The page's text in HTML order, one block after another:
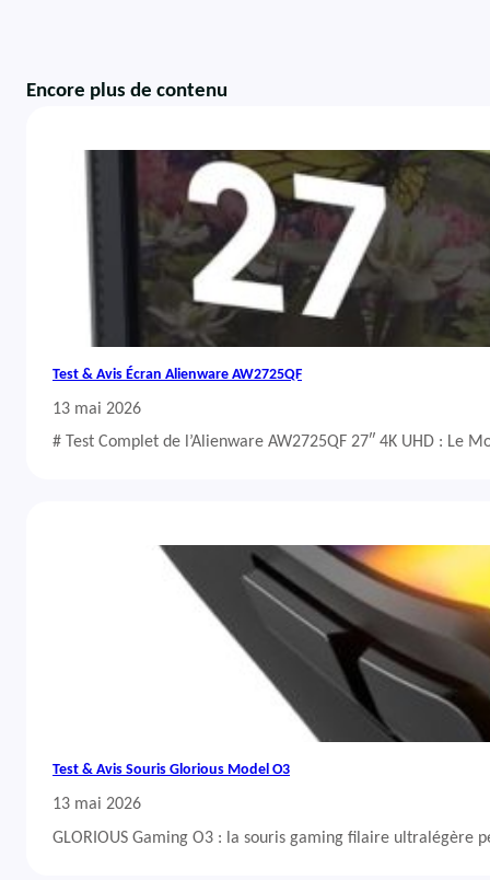
Encore plus de contenu
Test & Avis Écran Alienware AW2725QF
13 mai 2026
# Test Complet de l’Alienware AW2725QF 27″ 4K UHD : Le
Test & Avis Souris Glorious Model O3
13 mai 2026
GLORIOUS Gaming O3 : la souris gaming filaire ultralégère